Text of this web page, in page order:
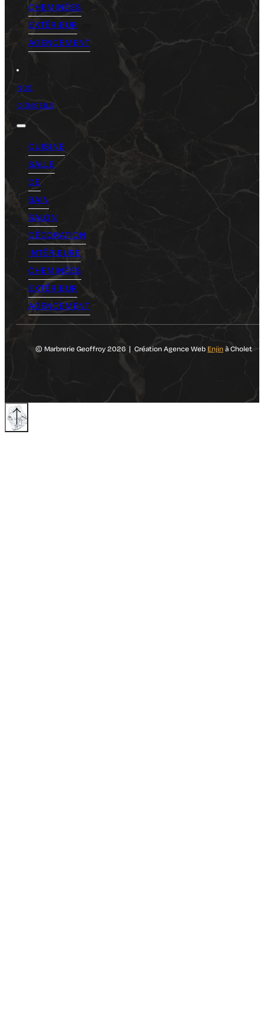
CHEMINÉES
EXTÉRIEUR
AGENCEMENT
NOS
CONSEILS
CUISINE
SALLE
DE
BAIN
SALON
DÉCORATION
INTÉRIEURE
CHEMINÉES
EXTÉRIEUR
AGENCEMENT
© Marbrerie Geoffroy 2026 | Création Agence Web Enjin à Cholet